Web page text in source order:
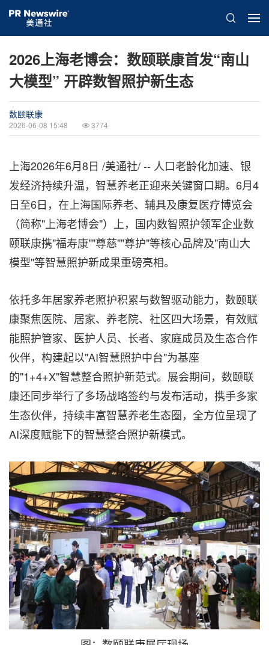
2026上海老博会：数颐联康首发“南山
大模型” 开辟数智照护新生态
数颐联康
2026-06-08 15:48 3774
上海2026年6月8日 /美通社/ -- 人口老龄化加速、银
发经济持续升温，智慧养老正迎来关键窗口期。6月4
日至6日，在上海国际养老、辅具及康复医疗博览会
（简称"上海老博会"）上，国内数智照护领军企业数
颐联康携"福寿康""尊慈""尊护"等核心品牌及"南山大
模型"等智慧照护新成果重磅亮相。
依托多年居家养老照护积累与数智驱动能力，数颐联
康聚焦医院、居家、养老院、社区四大场景，有效赋
能照护管家、医护人员、长者、家庭成员及生态合作
伙伴，构建起以"AI智慧照护中台"为基座
的"1+4+X"智慧整合照护新范式。展会期间，数颐联
康还同步举行了多场战略签约与发布活动，携手多家
生态伙伴，持续丰富智慧养老生态圈，全方位呈现了
AI深度赋能下的智慧整合照护新模式。